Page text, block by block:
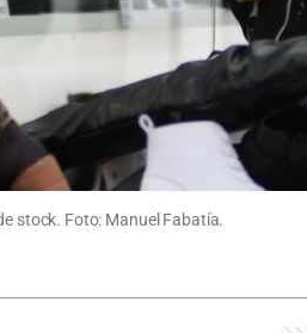
stock. Foto: Manuel Fabatía.